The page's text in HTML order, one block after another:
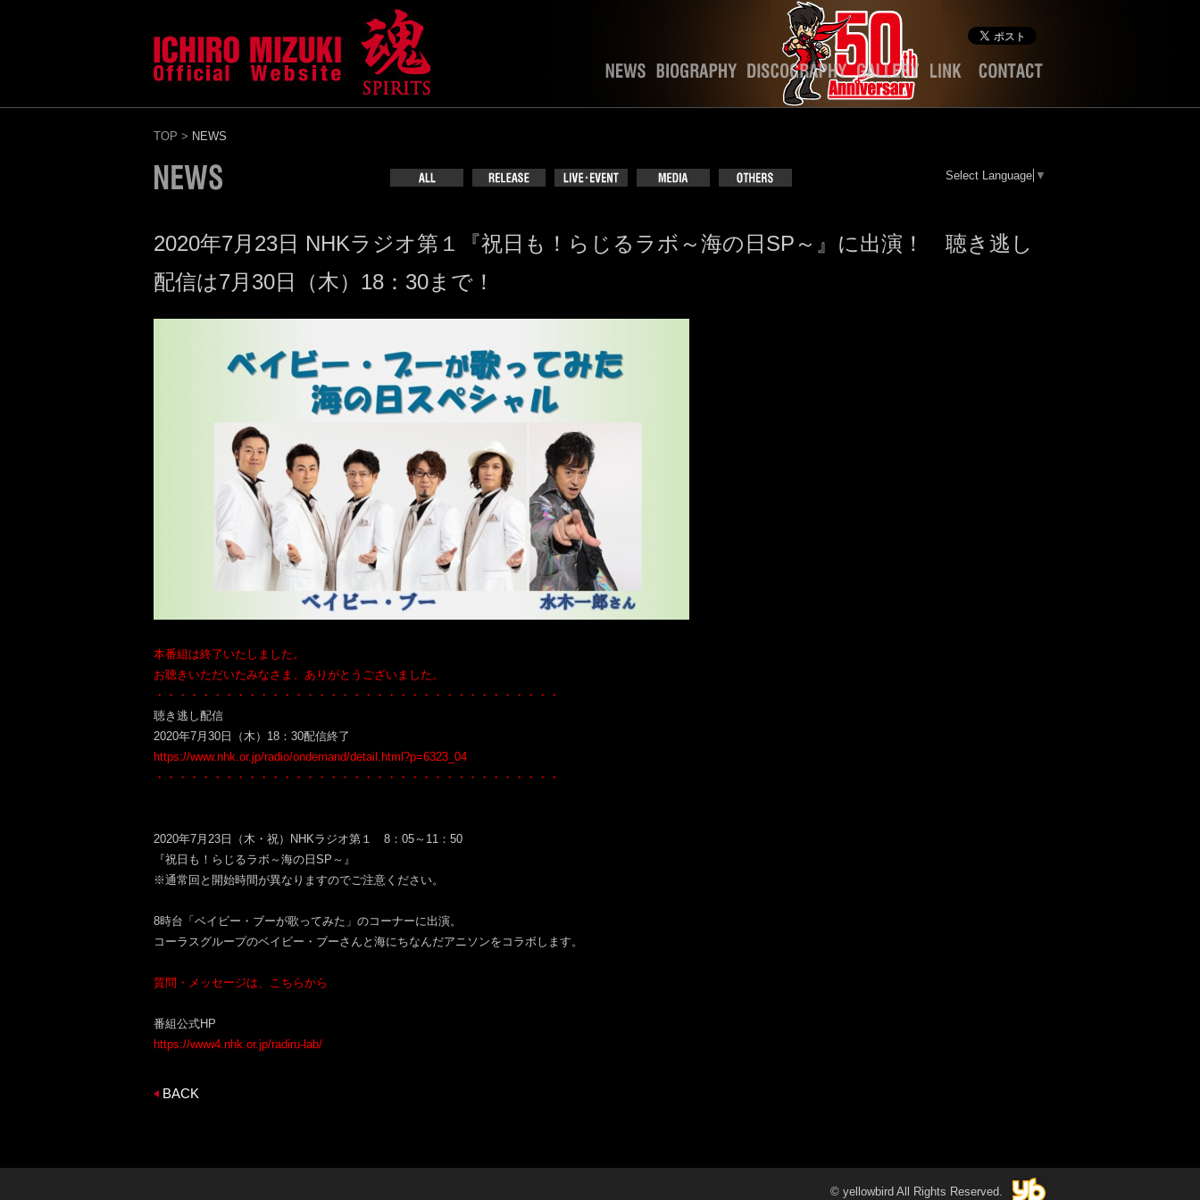
TOP > NEWS
Select Language ▼
2020年7月23日 NHKラジオ第１『祝日も！らじるラボ～海の日SP～』に出演！ 聴き逃し
配信は7月30日（木）18：30まで！
本番組は終了いたしました。
お聴きいただいたみなさま、ありがとうございました。
・・・・・・・・・・・・・・・・・・・・・・・・・・・・・・・・・・・
聴き逃し配信
2020年7月30日（木）18：30配信終了
https://www.nhk.or.jp/radio/ondemand/detail.html?p=6323_04
・・・・・・・・・・・・・・・・・・・・・・・・・・・・・・・・・・・
2020年7月23日（木・祝）NHKラジオ第１ 8：05～11：50
『祝日も！らじるラボ～海の日SP～』
※通常回と開始時間が異なりますのでご注意ください。
8時台「ベイビー・ブーが歌ってみた」のコーナーに出演。
コーラスグループのベイビー・ブーさんと海にちなんだアニソンをコラボします。
質問・メッセージは、こちらから
番組公式HP
https://www4.nhk.or.jp/radiru-lab/
BACK
© yellowbird All Rights Reserved.